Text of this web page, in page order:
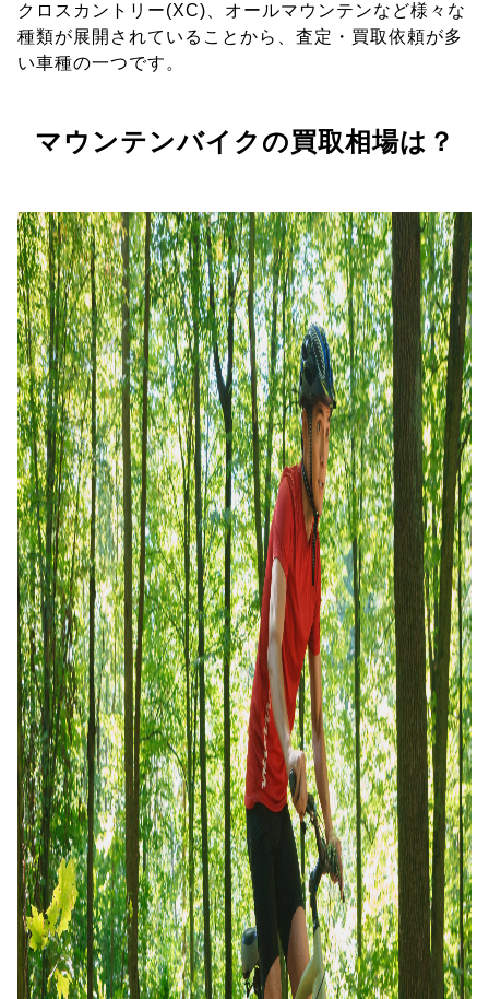
クロスカントリー(XC)、オールマウンテンなど様々な
種類が展開されていることから、査定・買取依頼が多
い車種の一つです。
マウンテンバイクの買取相場は？